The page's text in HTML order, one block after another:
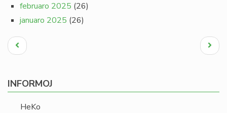
februaro 2025 (26)
januaro 2025 (26)
Pagination
Antaŭa
paĝo
Next
page
INFORMOJ
HeKo